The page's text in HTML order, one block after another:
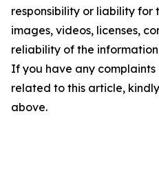
responsibility or liability for
images, videos, licenses,
reliability of the
If you have any complaints
related to this article,
above.